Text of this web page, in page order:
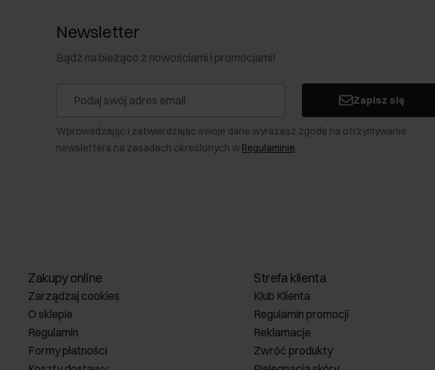
Newsletter
Bądź na bieżąco z nowościami i promocjami!
Zapisz się
Wprowadzając i zatwierdzając swoje dane wyrażasz zgodę na otrzymywanie
newslettera na zasadach określonych w Regulaminie.
Zakupy online
Zarządzaj cookies
O sklepie
Regulamin
Formy płatności
Strefa klienta
Klub Klienta
Regulamin promocji
Reklamacje
Zwróć produkty